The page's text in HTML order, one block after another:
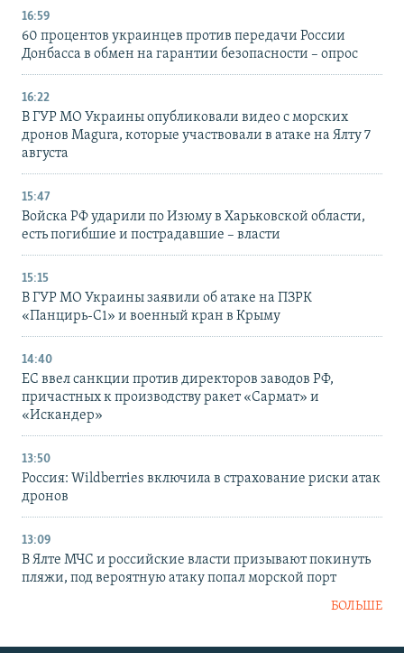
16:59
60 процентов украинцев против передачи России
Донбасса в обмен на гарантии безопасности – опрос
16:22
В ГУР МО Украины опубликовали видео с морских
дронов Magura, которые участвовали в атаке на Ялту 7
августа
15:47
Войска РФ ударили по Изюму в Харьковской области,
есть погибшие и пострадавшие – власти
15:15
В ГУР МО Украины заявили об атаке на ПЗРК
«Панцирь-С1» и военный кран в Крыму
14:40
ЕС ввел санкции против директоров заводов РФ,
причастных к производству ракет «Сармат» и
«Искандер»
13:50
Россия: Wildberries включила в страхование риски атак
дронов
13:09
В Ялте МЧС и российские власти призывают покинуть
пляжи, под вероятную атаку попал морской порт
БОЛЬШЕ